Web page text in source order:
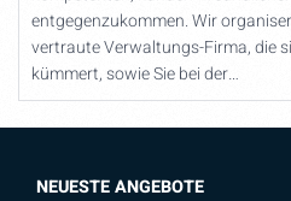
entgegenzukommen. Wir
vertraute Verwaltungs-Firma, die
kümmert, sowie Sie bei der…
NEUESTE ANGEBOTE